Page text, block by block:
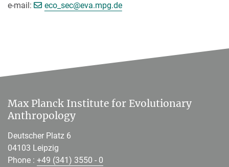
e-mail: eco_sec@eva.mpg.de
Max Planck Institute for Evolutionary
Anthropology
Deutscher Platz 6
04103 Leipzig
Phone : +49 (341) 3550 - 0